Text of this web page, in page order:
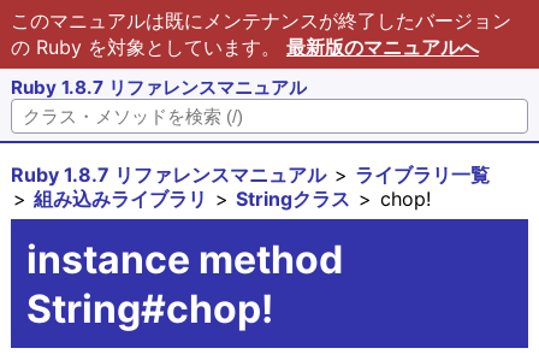
このマニュアルは既にメンテナンスが終了したバージョン
の Ruby を対象としています。 最新版のマニュアルへ
Ruby 1.8.7 リファレンスマニュアル
Ruby 1.8.7 リファレンスマニュアル
ライブラリ一覧
組み込みライブラリ
Stringクラス chop!
instance method
String#chop!